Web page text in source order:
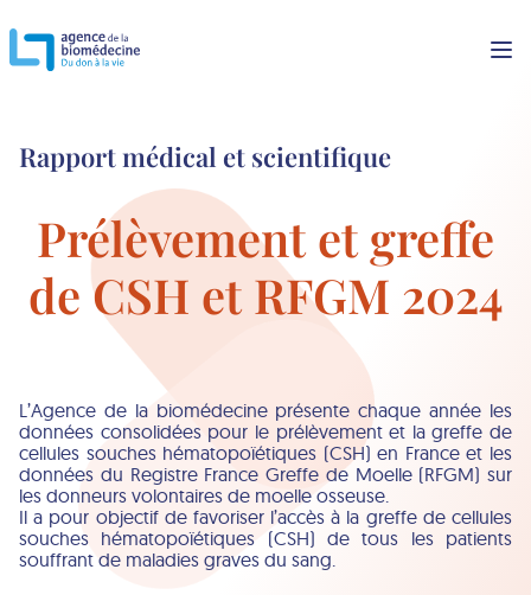
Rapport médical et scientifique
Prélèvement et greffe
de CSH et RFGM 2024
L’Agence de la biomédecine présente chaque année les
données consolidées pour le prélèvement et la greffe de
cellules souches hématopoïétiques (CSH) en France et les
données du Registre France Greffe de Moelle (RFGM) sur
les donneurs volontaires de moelle osseuse.
Il a pour objectif de favoriser l’accès à la greffe de cellules
souches hématopoïétiques (CSH) de tous les patients
souffrant de maladies graves du sang.